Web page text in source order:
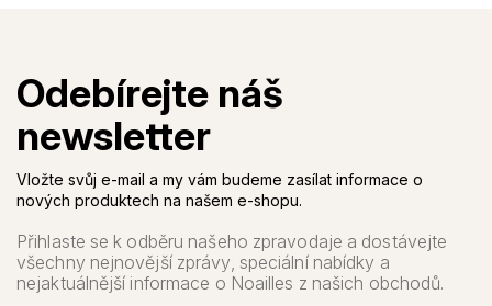
Vložte svůj e-mail a my vám budeme zasílat informace o
nových produktech na našem e-shopu.